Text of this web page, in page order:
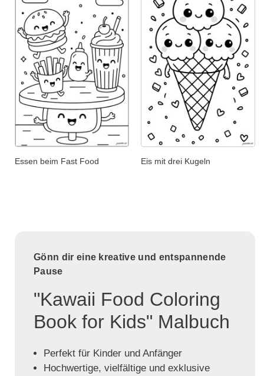
Essen beim Fast Food Eis mit drei Kugeln
Gönn dir eine kreative und entspannende
Pause
"Kawaii Food Coloring
Book for Kids" Malbuch
Perfekt für Kinder und Anfänger
Hochwertige, vielfältige und exklusive